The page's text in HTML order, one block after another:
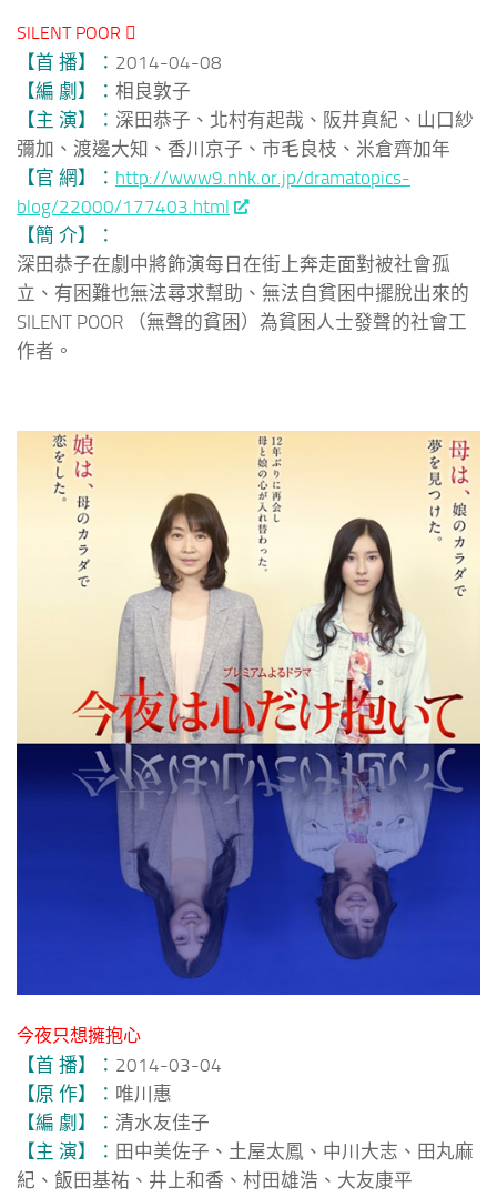
SILENT POOR 
【首 播】： 2014-04-08
【編 劇】： 相良敦子
【主 演】： 深田恭子、北村有起哉、阪井真紀、山口紗
彌加、渡邊大知、香川京子、市毛良枝、米倉齊加年
【官 網】： http://www9.nhk.or.jp/dramatopics-
blog/22000/177403.html
【簡 介】：
深田恭子在劇中將飾演每日在街上奔走面對被社會孤
立、有困難也無法尋求幫助、無法自貧困中擺脫出來的
SILENT POOR （無聲的貧困）為貧困人士發聲的社會工
作者。
今夜只想擁抱心
【首 播】： 2014-03-04
【原 作】： 唯川惠
【編 劇】： 清水友佳子
【主 演】： 田中美佐子、土屋太鳳、中川大志、田丸麻
紀、飯田基祐、井上和香、村田雄浩、大友康平